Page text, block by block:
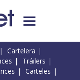
Cartelera
Tráilers
Carteles